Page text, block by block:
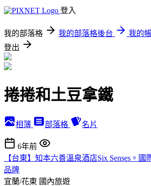
登入
我的部落格 我的部落格後台
我的
登出
捲捲和土豆拿鐵
相簿 部落格 名片
6年前
【台東】知本六善溫泉酒店Six Senses。
品牌
宜蘭/花東 國內旅遊